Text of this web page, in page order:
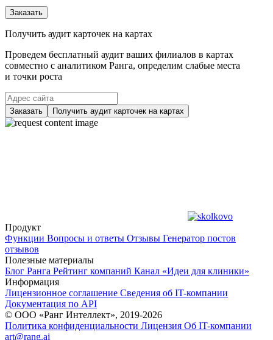
Заказать
Получить аудит карточек на картах
Проведем бесплатный аудит ваших филиалов в картах
совместно с аналитиком Ранга, определим слабые места
и точки роста
Заказать Получить аудит карточек на картах
Продукт
Функции Вопросы и ответы Отзывы Генератор постов
отзывов
Полезные материалы
Блог Ранга Рейтинг компаний Канал «Идеи для клиники»
Информация
Лицензионное соглашение Сведения об IT-компании
Документация по API
© ООО «Ранг Интеллект», 2019-2026
Политика конфиденциальности Лицензия Об IT-компании
art@rang.ai